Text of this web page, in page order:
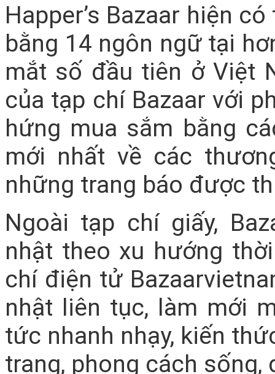
Happer’s Bazaar hiện
bằng 14 ngôn ngữ tại
mắt số đầu tiên ở Việt
của tạp chí Bazaar với
hứng mua sắm bằng
mới nhất về các
những trang báo được
Ngoài tạp chí giấy,
nhật theo xu hướng
chí điện tử
nhật liên tục, làm mới
tức nhanh nhạy, kiến
trang, phong cách sống,